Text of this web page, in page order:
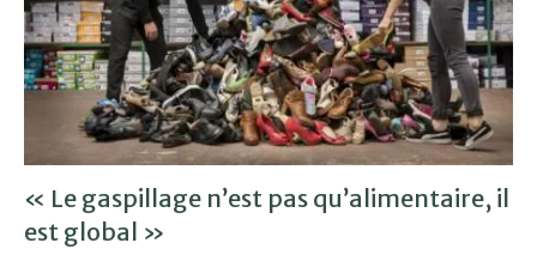
« Le gaspillage n’est pas qu’alimentaire, il
est global »